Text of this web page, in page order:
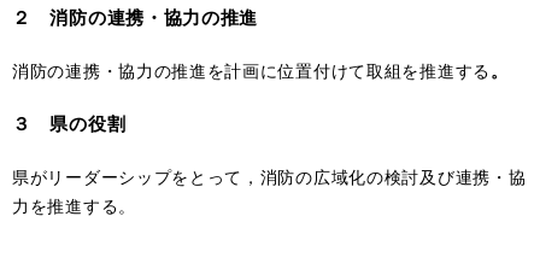
２ 消防の連携・協力の推進
消防の連携・協力の推進を計画に位置付けて取組を推進する。
３ 県の役割
県がリーダーシップをとって，消防の広域化の検討及び連携・協
力を推進する。